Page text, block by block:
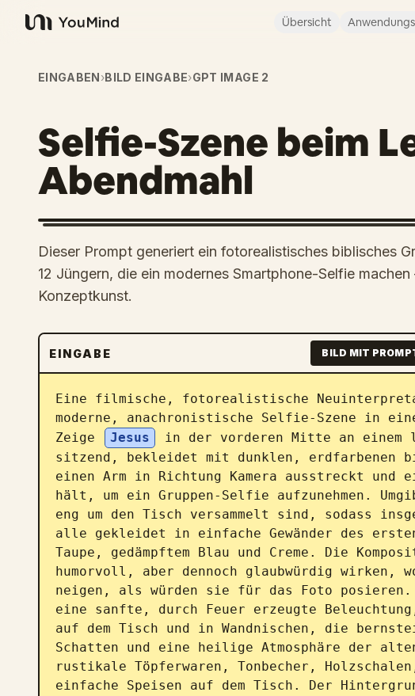
YouMind
Übersicht
EINGABEN›BILD EINGABE›GPT IMAGE 2
Selfie-Szene beim
Abendmahl
Dieser Prompt generiert ein fotorealistisches biblisches
12 Jüngern, die ein modernes Smartphone-Selfie
Konzeptkunst.
EINGABE BILD MIT
Eine filmische, fotorealistische
moderne, anachronistische Selfie-Szene in
Zeige
Jesus
in der vorderen Mitte an
sitzend, bekleidet mit dunklen, erdfarbenen
einen Arm in Richtung Kamera ausstreckt und
hält, um ein Gruppen-Selfie aufzunehmen.
eng um den Tisch versammelt sind, sodass
alle gekleidet in einfache Gewänder des
Taupe, gedämpftem Blau und Creme. Die
humorvoll, aber dennoch glaubwürdig wirken,
neigen, als würden sie für das Foto posieren.
eine sanfte, durch Feuer erzeugte
auf dem Tisch und in Wandnischen, die
Schatten und eine heilige Atmosphäre der
rustikale Töpferwaren, Tonbecher,
einfache Speisen auf dem Tisch. Der